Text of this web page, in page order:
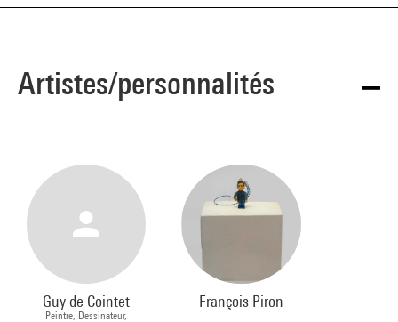
Artistes/personnalités
Guy de Cointet
Peintre, Dessinateur,
François Piron